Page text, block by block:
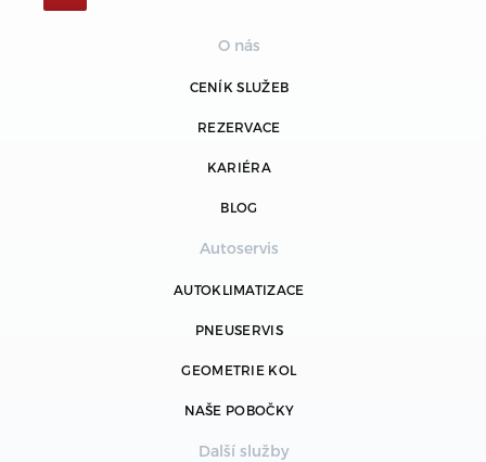
O nás
CENÍK SLUŽEB
REZERVACE
KARIÉRA
BLOG
Autoservis
AUTOKLIMATIZACE
PNEUSERVIS
GEOMETRIE KOL
NAŠE POBOČKY
Další služby